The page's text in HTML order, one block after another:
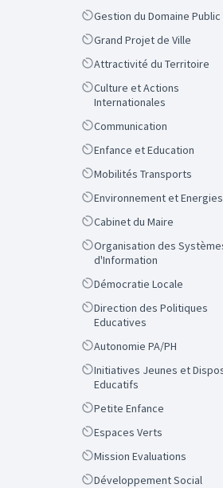
ScopeGestion du Domaine Public
ScopeGrand Projet de Ville
ScopeAttractivité du Territoire
Scope
Culture et Actions
Internationales
ScopeCommunication
ScopeEnfance et Education
ScopeMobilités Transports
ScopeEnvironnement et Energies
ScopeCabinet du Maire
Scope
Organisation des Systèmes
d'Information
ScopeDémocratie Locale
Scope
Direction des Politiques
Educatives
ScopeAutonomie PA/PH
Scope
Initiatives Jeunes et Dispositifs
Educatifs
ScopePetite Enfance
ScopeEspaces Verts
ScopeMission Evaluations
ScopeDéveloppement Social